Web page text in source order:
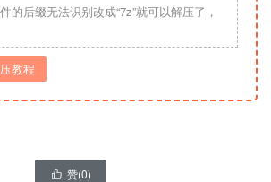
的后缀无法识别改成“7z”就可以解压了，
教程
 赞(0)